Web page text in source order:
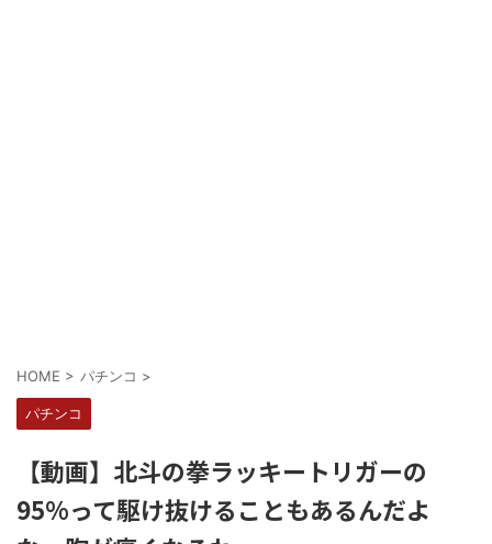
HOME > パチンコ >
パチンコ
【動画】北斗の拳ラッキートリガーの
95%って駆け抜けることもあるんだよ